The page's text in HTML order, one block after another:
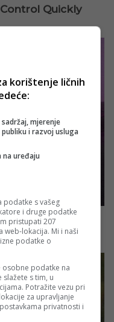
korištenje ličnih
mjerenje
i razvoj usluga
na uređaju
podatke s vašeg
i druge podatke
pristupati 207
lokacija. Mi i naši
podatke o
osobne podatke na
s tim, u
Potražite vezu pri
za upravljanje
privatnosti i